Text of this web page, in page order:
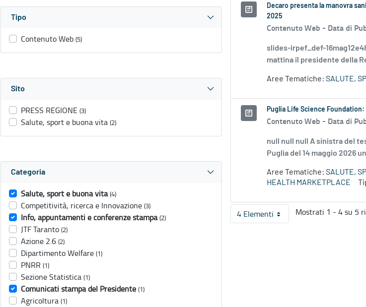
Tipo
Contenuto Web (5)
Sito
PRESS REGIONE (3)
Salute, sport e buona vita (2)
Categoria
Salute, sport e buona vita (4)
Competitività, ricerca e Innovazione (3)
Info, appuntamenti e conferenze stampa (2)
JTF Taranto (2)
Azione 2.6 (2)
Dipartimento Welfare (1)
PNRR (1)
Sezione Statistica (1)
Comunicati stampa del Presidente (1)
Agricoltura (1)
Decaro presenta la manovra
2025
Contenuto Web - Data di
slides-irpef_def-
mattina il presidente della
Aree Tematiche: SALUTE,
Puglia Life Science
Contenuto Web - Data di
null null null A sinistra del
Puglia del 14 maggio 2026
Aree Tematiche: SALUTE,
HEALTH MARKETPLACE
4 ElementiPer pagina
Mostrati 1 - 4 su 5